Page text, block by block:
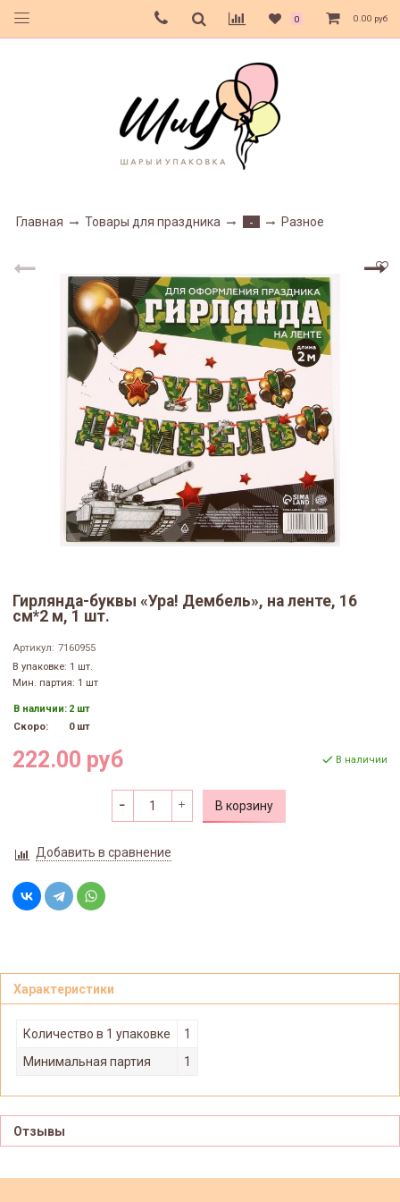
0 0.00 руб
Главная Товары для праздника - Разное
Гирлянда-буквы «Ура! Дембель», на ленте, 16
см*2 м, 1 шт.
Артикул: 7160955
В упаковке: 1 шт.
Мин. партия: 1 шт
В наличии: 2 шт
Скоро:
0 шт
222.00 руб В наличии
В корзину
Добавить в сравнение
Характеристики
Количество в 1 упаковке
1
Минимальная партия
1
Отзывы